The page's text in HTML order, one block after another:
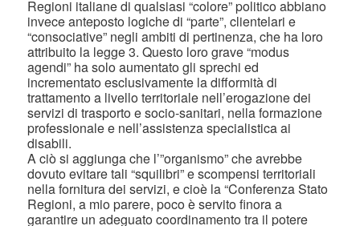
Regioni italiane di qualsiasi “colore” politico abbiano
invece anteposto logiche di “parte”, clientelari e
“consociative” negli ambiti di pertinenza, che ha loro
attribuito la legge 3. Questo loro grave “modus
agendi” ha solo aumentato gli sprechi ed
incrementato esclusivamente la difformità di
trattamento a livello territoriale nell’erogazione dei
servizi di trasporto e socio-sanitari, nella formazione
professionale e nell’assistenza specialistica ai
disabili.
A ciò si aggiunga che l’”organismo” che avrebbe
dovuto evitare tali “squilibri” e scompensi territoriali
nella fornitura dei servizi, e cioè la “Conferenza Stato
Regioni, a mio parere, poco è servito finora a
garantire un adeguato coordinamento tra il potere